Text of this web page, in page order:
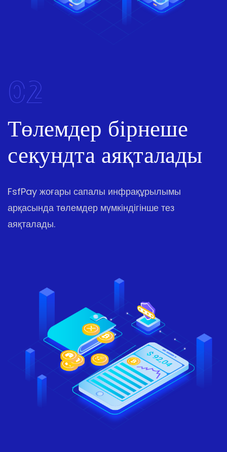
02
Төлемдер бірнеше
секундта аяқталады
FsfPay жоғары сапалы инфрақұрылымы
арқасында төлемдер мүмкіндігінше тез
аяқталады.